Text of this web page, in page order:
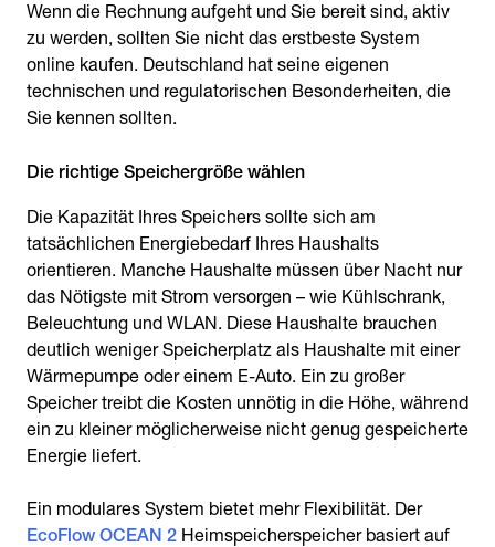
Wenn die Rechnung aufgeht und Sie bereit sind, aktiv
zu werden, sollten Sie nicht das erstbeste System
online kaufen. Deutschland hat seine eigenen
technischen und regulatorischen Besonderheiten, die
Sie kennen sollten.
Die richtige Speichergröße wählen
Die Kapazität Ihres Speichers sollte sich am
tatsächlichen Energiebedarf Ihres Haushalts
orientieren. Manche Haushalte müssen über Nacht nur
das Nötigste mit Strom versorgen – wie Kühlschrank,
Beleuchtung und WLAN. Diese Haushalte brauchen
deutlich weniger Speicherplatz als Haushalte mit einer
Wärmepumpe oder einem E-Auto. Ein zu großer
Speicher treibt die Kosten unnötig in die Höhe, während
ein zu kleiner möglicherweise nicht genug gespeicherte
Energie liefert.
Ein modulares System bietet mehr Flexibilität. Der
EcoFlow OCEAN 2 Heimspeicherspeicher basiert auf